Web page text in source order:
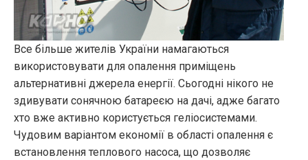
Все більше жителів України намагаються
використовувати для опалення приміщень
альтернативні джерела енергії. Сьогодні нікого не
здивувати сонячною батареєю на дачі, адже багато
хто вже активно користується геліосистемами.
Чудовим варіантом економії в області опалення є
встановлення теплового насоса, що дозволяє